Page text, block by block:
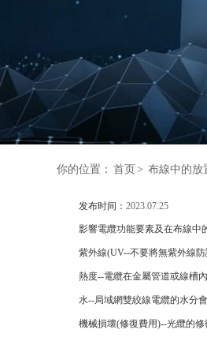
你的位置： 首页 > 布線中的放
发布时间： 2023.07.25
影響電纜功能要素及在布線中
紫外線(UV--不要將無紫外線
熱度--電纜在金屬管道或線槽
水--局域網雙絞線電纜的水分
機械損壞(修復費用)--光纜的